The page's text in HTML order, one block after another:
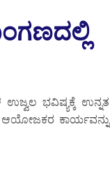
ಭವಿಷ್ಯಕ್ಕೆ ಉನ್ನತ
ಕಾರ್ಯವನ್ನು